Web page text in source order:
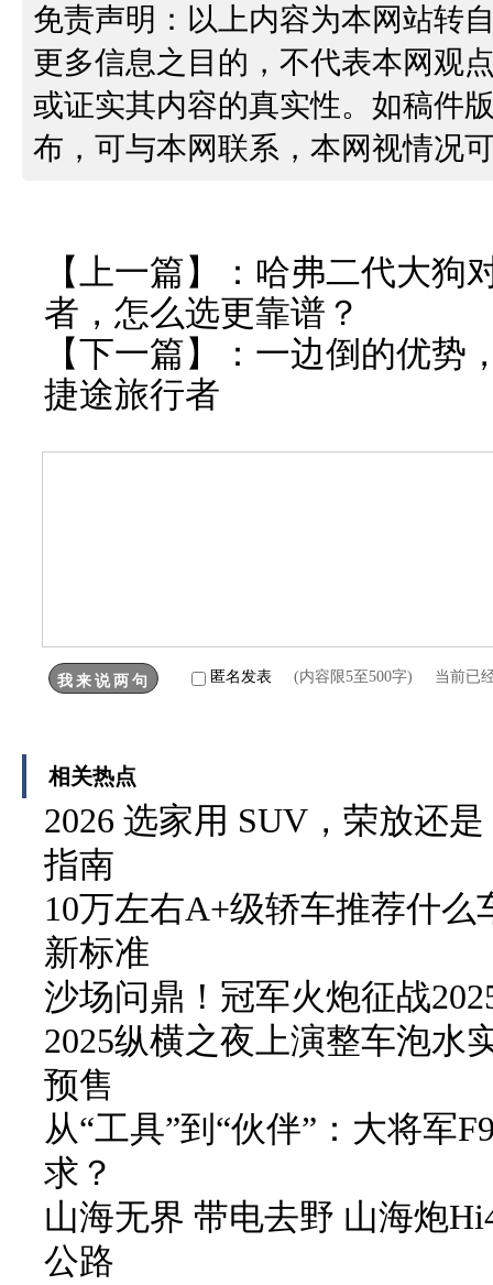
免责声明：以上内容为本网站转
更多信息之目的，不代表本网观
或证实其内容的真实性。如稿件
布，可与本网联系，本网视情况
【上一篇】： 哈弗二代大狗
者，怎么选更靠谱？
【下一篇】： 一边倒的优势
捷途旅行者
匿名发表 (内容限5至500字) 当前已
相关热点
2026 选家用 SUV，荣放还
指南
10万左右A+级轿车推荐什
新标准
沙场问鼎！冠军火炮征战
2025纵横之夜上演整车泡水
预售
从“工具”到“伙伴”：大将军
求？
山海无界 带电去野 山海炮
公路